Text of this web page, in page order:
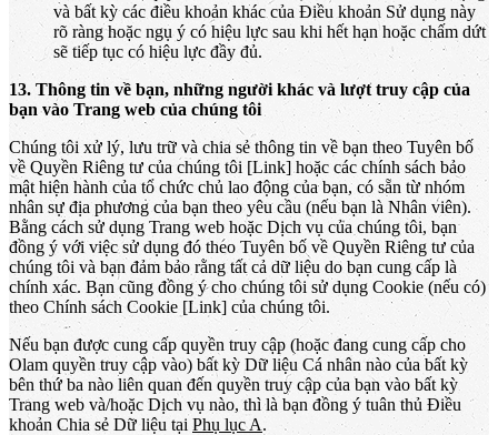
và bất kỳ các điều khoản khác của Điều khoản Sử dụng này
rõ ràng hoặc ngụ ý có hiệu lực sau khi hết hạn hoặc chấm dứt
sẽ tiếp tục có hiệu lực đầy đủ.
13. Thông tin về bạn, những người khác và lượt truy cập của
bạn vào Trang web của chúng tôi
Chúng tôi xử lý, lưu trữ và chia sẻ thông tin về bạn theo Tuyên bố
về Quyền Riêng tư của chúng tôi [Link] hoặc các chính sách bảo
mật hiện hành của tổ chức chủ lao động của bạn, có sẵn từ nhóm
nhân sự địa phương của bạn theo yêu cầu (nếu bạn là Nhân viên).
Bằng cách sử dụng Trang web hoặc Dịch vụ của chúng tôi, bạn
đồng ý với việc sử dụng đó theo Tuyên bố về Quyền Riêng tư của
chúng tôi và bạn đảm bảo rằng tất cả dữ liệu do bạn cung cấp là
chính xác. Bạn cũng đồng ý cho chúng tôi sử dụng Cookie (nếu có)
theo Chính sách Cookie [Link] của chúng tôi.
Nếu bạn được cung cấp quyền truy cập (hoặc đang cung cấp cho
Olam quyền truy cập vào) bất kỳ Dữ liệu Cá nhân nào của bất kỳ
bên thứ ba nào liên quan đến quyền truy cập của bạn vào bất kỳ
Trang web và/hoặc Dịch vụ nào, thì là bạn đồng ý tuân thủ Điều
khoản Chia sẻ Dữ liệu tại Phụ lục A.